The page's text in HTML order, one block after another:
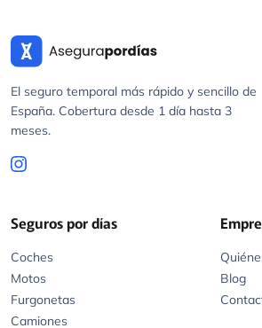
El seguro temporal más rápido y sencillo de
España. Cobertura desde 1 día hasta 3
meses.
Coches
Motos
Furgonetas
Camiones
Matrícula extranjera
Blog